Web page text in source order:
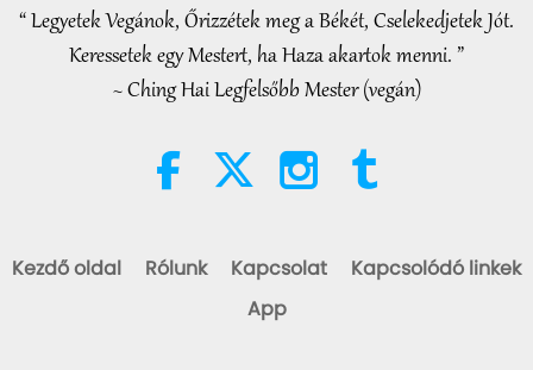
3:46
Whenever Material World
Begins to Feel Too Imposing
Figyelemreméltó hírek
Hadíszból, 1/2 rész
“ Legyetek Vegánok, Őrizzétek meg a Békét, Cselekedjetek Jót.
Keressetek egy Mestert, ha Haza akartok menni. ”
~ Ching Hai Legfelsőbb Mester (vegán)
Kezdő oldal Rólunk Kapcsolat
Kapcsolódó linkek
App